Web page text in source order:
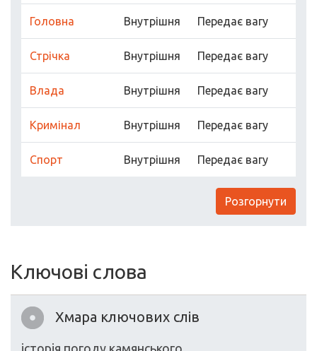
Головна Внутрішня Передає вагу
Стрічка Внутрішня Передає вагу
Влада Внутрішня Передає вагу
Кримінал Внутрішня Передає вагу
Спорт Внутрішня Передає вагу
Розгорнути
Ключові слова
Хмара ключових слів
історія погоду камянського